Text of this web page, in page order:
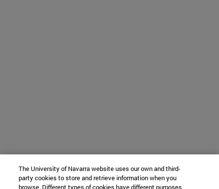
The University of Navarra website uses our own and third-
party cookies to store and retrieve information when you
browse. Different types of cookies have different purposes.